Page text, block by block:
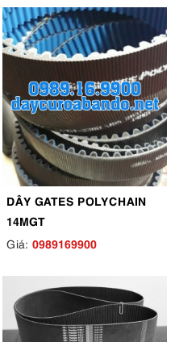
DÂY GATES POLYCHAIN
14MGT
Giá: 0989169900